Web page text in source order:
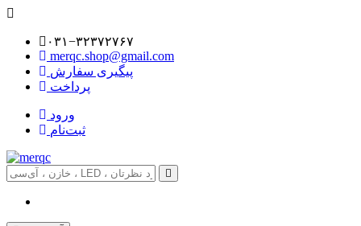
۰۳۱−۳۲۳۷۲۷۶۷
merqc.shop@gmail.com
پیگیری سفارش
پرداخت
ورود
ثبت‌نام